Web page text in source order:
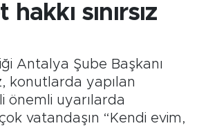
sınırsız
Antalya Şube Başkanı
konutlarda yapılan
önemli uyarılarda
vatandaşın “Kendi evim,